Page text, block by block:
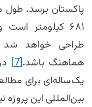
پاکستان برسد. طول
طراحی خواهد شد
هماهنگ باشد.[7]
یک‌ساله‌ای برای
بین‌المللی این